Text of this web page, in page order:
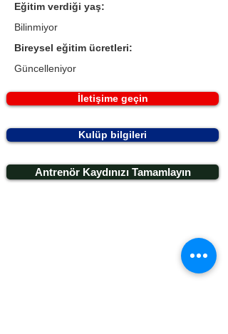
Eğitim verdiği yaş:
Bilinmiyor
Bireysel eğitim ücretleri:
Güncelleniyor
İletişime geçin
Kulüp bilgileri
Antrenör Kaydınızı Tamamlayın